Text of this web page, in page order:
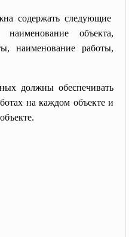
содержать следующие
объекта,
наименование работы,
должны обеспечивать
на каждом объекте и